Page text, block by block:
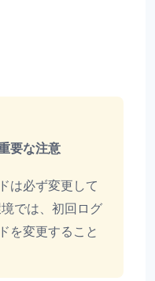
要な注意
は必ず変更して
では、初回ログ
を変更すること